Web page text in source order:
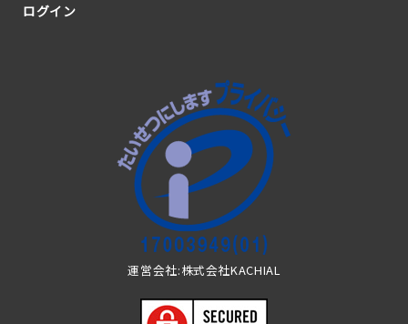
ログイン
運営会社:株式会社KACHIAL